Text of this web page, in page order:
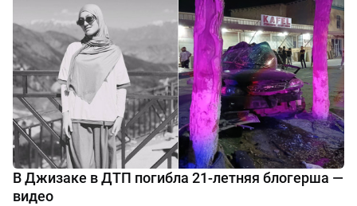
В Джизаке в ДТП погибла 21-летняя блогерша —
видео